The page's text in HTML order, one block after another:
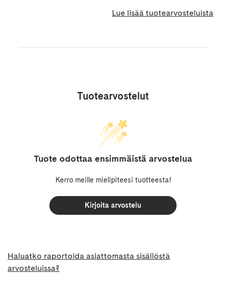
Lue lisää tuotearvosteluista
Tuotearvostelut
Tuote odottaa ensimmäistä arvostelua
Kerro meille mielipiteesi tuotteesta!
Kirjoita arvostelu
Haluatko raportoida asiattomasta sisällöstä
arvosteluissa?